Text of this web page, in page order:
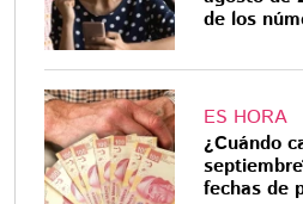
de los
ES HORA
¿Cuándo
fechas de